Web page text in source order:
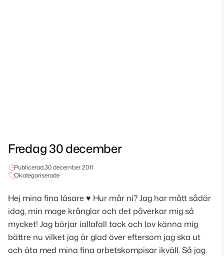
Fredag 30 december
Publicerad,30 december 2011
Okategoriserade
Hej mina fina läsare ♥ Hur mår ni? Jag har mått sådär
idag, min mage krånglar och det påverkar mig så
mycket! Jag börjar iallafall tack och lov känna mig
bättre nu vilket jag är glad över eftersom jag ska ut
och äta med mina fina arbetskompisar ikväll. Så jag